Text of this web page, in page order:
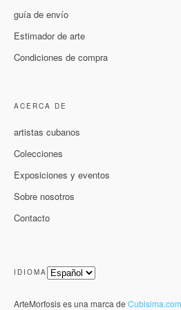
guía de envío
Estimador de arte
Condiciones de compra
ACERCA DE
artistas cubanos
Colecciones
Exposiciones y eventos
Sobre nosotros
Contacto
IDIOMA
ArteMorfosis es una marca de